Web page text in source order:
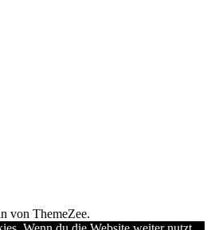
von ThemeZee.